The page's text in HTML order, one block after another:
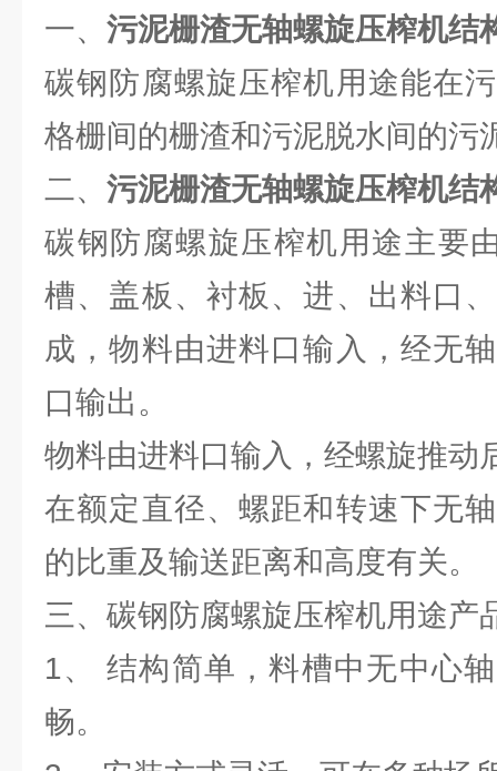
一、 污泥栅渣无轴螺旋压榨机结
碳钢防腐螺旋压榨机用途能在
格栅间的栅渣和污泥脱水间的污
二、 污泥栅渣无轴螺旋压榨机结
碳钢防腐螺旋压榨机用途主要
槽、盖板、衬板、进、出料口
成，物料由进料口输入，经无
口输出。
物料由进料口输入，经螺旋推动
在额定直径、螺距和转速下无
的比重及输送距离和高度有关。
三、碳钢防腐螺旋压榨机用途产
1、 结构简单，料槽中无中心
畅。